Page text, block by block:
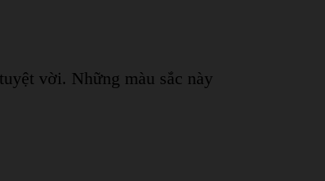
vời. Những màu sắc này